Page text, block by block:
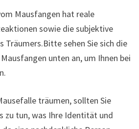
Mausfangen hat reale
sowie die subjektive
Träumers.Bitte sehen Sie sich die
unten an, um Ihnen bei
träumen, sollten Sie
zu tun, was Ihre Identität und